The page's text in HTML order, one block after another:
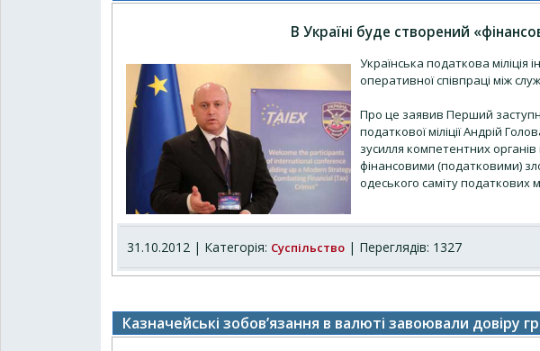
В Україні буде створений
Українська податкова міліція
оперативної співпраці між
Про це заявив Перший
податкової міліції Андрій
зусилля компетентних органів
фінансовими (податковими)
одеського саміту податкових
31.10.2012 | Категорія: Суспільство | Переглядів: 1327
Казначейські зобов’язання в валюті завоювали довіру